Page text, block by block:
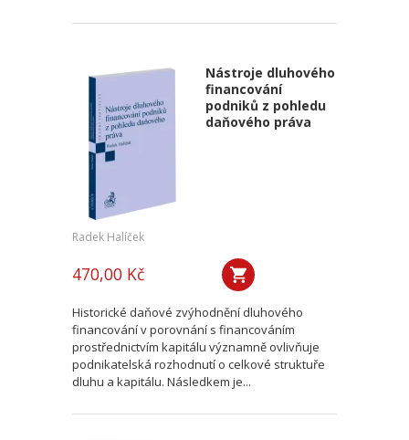
Nástroje dluhového
financování
podniků z pohledu
daňového práva
Radek Halíček
470,00 Kč
Historické daňové zvýhodnění dluhového
financování v porovnání s financováním
prostřednictvím kapitálu významně ovlivňuje
podnikatelská rozhodnutí o celkové struktuře
dluhu a kapitálu. Následkem je...